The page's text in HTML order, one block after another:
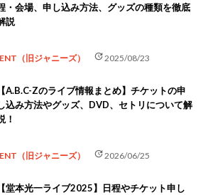
・会場、申し込み方法、グッズの種類を徹底
説
（旧ジャニーズ） update2025/08/23
【A.B.C-Zのライブ情報まとめ】チケットの申
込み方法やグッズ、DVD、セトリについて解
！
（旧ジャニーズ） update2026/06/25
【堂本光一ライブ2025】日程やチケット申し